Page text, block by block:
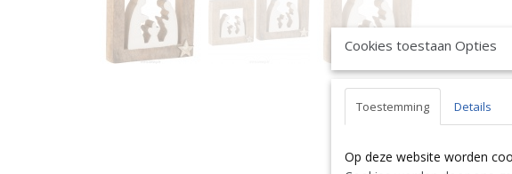
Cookies toestaan Opties
Toestemming Details
Op deze website worden